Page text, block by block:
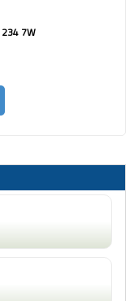
234 7W